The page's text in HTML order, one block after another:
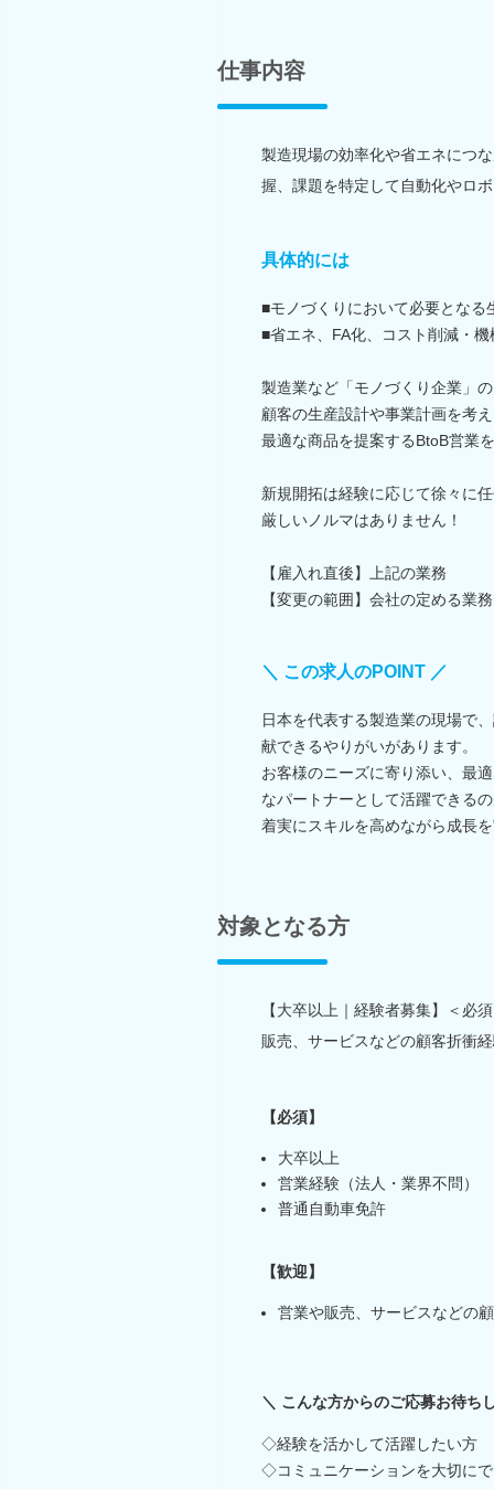
仕事内容
製造現場の効率化や省エネにつ
握、課題を特定して自動化やロ
具体的には
■モノづくりにおいて必要となる
■省エネ、FA化、コスト削減・
製造業など「モノづくり企業」
顧客の生産設計や事業計画を考
最適な商品を提案するBtoB営業
新規開拓は経験に応じて徐々に
厳しいノルマはありません！
【雇入れ直後】上記の業務
【変更の範囲】会社の定める業務
＼ この求人のPOINT ／
日本を代表する製造業の現場で
献できるやりがいがあります。
お客様のニーズに寄り添い、最
なパートナーとして活躍できる
着実にスキルを高めながら成長
対象となる方
【大卒以上｜経験者募集】＜
販売、サービスなどの顧客折衝
【必須】
大卒以上
営業経験（法人・業界不問）
普通自動車免許
【歓迎】
営業や販売、サービスなどの
＼ こんな方からのご応募お待ち
◇経験を活かして活躍したい方
◇コミュニケーションを大切に